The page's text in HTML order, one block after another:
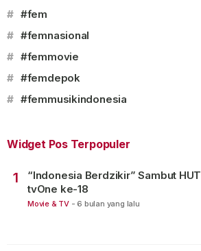
# #fem
# #femnasional
# #femmovie
# #femdepok
# #femmusikindonesia
Widget Pos Terpopuler
1
“Indonesia Berdzikir” Sambut HUT
tvOne ke-18
Movie & TV - 6 bulan yang lalu